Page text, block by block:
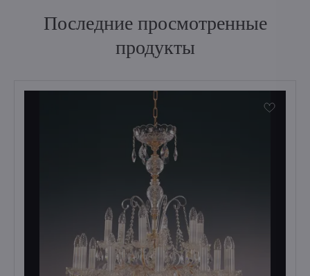
Последние просмотренные
продукты